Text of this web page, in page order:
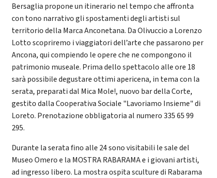
Bersaglia propone un itinerario nel tempo che affronta
con tono narrativo gli spostamenti degli artisti sul
territorio della Marca Anconetana. Da Olivuccio a Lorenzo
Lotto scopriremo i viaggiatori dell’arte che passarono per
Ancona, qui compiendo le opere che ne compongono il
patrimonio museale. Prima dello spettacolo alle ore 18
sarà possibile degustare ottimi apericena, in tema con la
serata, preparati dal Mica Mole!, nuovo bar della Corte,
gestito dalla Cooperativa Sociale "Lavoriamo Insieme" di
Loreto. Prenotazione obbligatoria al numero 335 65 99
295.
Durante la serata fino alle 24 sono visitabili le sale del
Museo Omero e la MOSTRA RABARAMA e i giovani artisti,
ad ingresso libero. La mostra ospita sculture di Rabarama